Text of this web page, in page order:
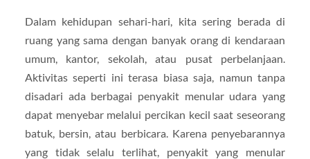
Dalam kehidupan sehari-hari, kita sering berada di
ruang yang sama dengan banyak orang di kendaraan
umum, kantor, sekolah, atau pusat perbelanjaan.
Aktivitas seperti ini terasa biasa saja, namun tanpa
disadari ada berbagai penyakit menular udara yang
dapat menyebar melalui percikan kecil saat seseorang
batuk, bersin, atau berbicara. Karena penyebarannya
yang tidak selalu terlihat, penyakit yang menular